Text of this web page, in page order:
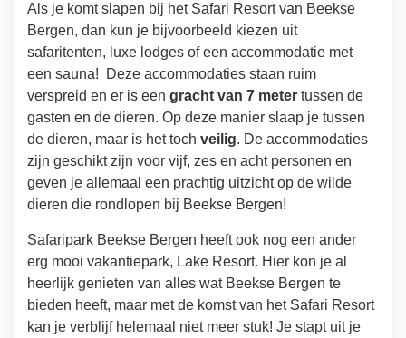
Als je komt slapen bij het Safari Resort van Beekse
Bergen, dan kun je bijvoorbeeld kiezen uit
safaritenten, luxe lodges of een accommodatie met
een sauna! Deze accommodaties staan ruim
verspreid en er is een gracht van 7 meter tussen de
gasten en de dieren. Op deze manier slaap je tussen
de dieren, maar is het toch veilig. De accommodaties
zijn geschikt zijn voor vijf, zes en acht personen en
geven je allemaal een prachtig uitzicht op de wilde
dieren die rondlopen bij Beekse Bergen!
Safaripark Beekse Bergen heeft ook nog een ander
erg mooi vakantiepark, Lake Resort. Hier kon je al
heerlijk genieten van alles wat Beekse Bergen te
bieden heeft, maar met de komst van het Safari Resort
kan je verblijf helemaal niet meer stuk! Je stapt uit je